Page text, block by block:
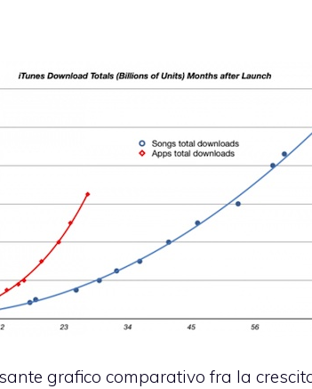
grafico comparativo fra la